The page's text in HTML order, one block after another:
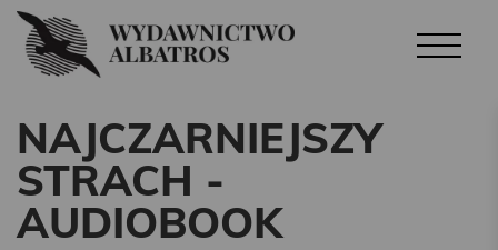
NAJCZARNIEJSZY
STRACH -
AUDIOBOOK